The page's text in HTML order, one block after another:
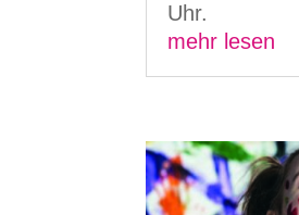
Uhr.
mehr lesen